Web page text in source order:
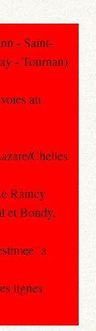
- Saint-
- Tournan)
au
Chelles
Raincy
et Bondy,
`a
lignes